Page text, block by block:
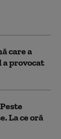
care a
provocat
La ce oră